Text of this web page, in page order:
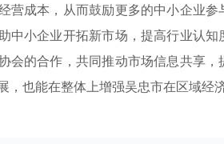
营成本，从而鼓励更多的中小企业
中小企业开拓新市场，提高行业认
会的合作，共同推动市场信息共享
，也能在整体上增强吴忠市在区域经